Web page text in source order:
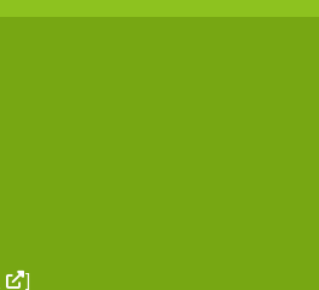
]